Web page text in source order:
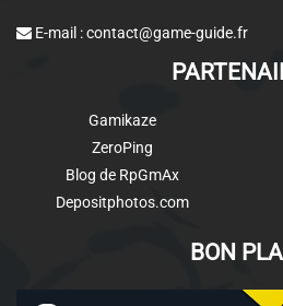
E-mail :contact@game-guide.fr
Gamikaze
ZeroPing
Blog de RpGmAx
Depositphotos.com
BON